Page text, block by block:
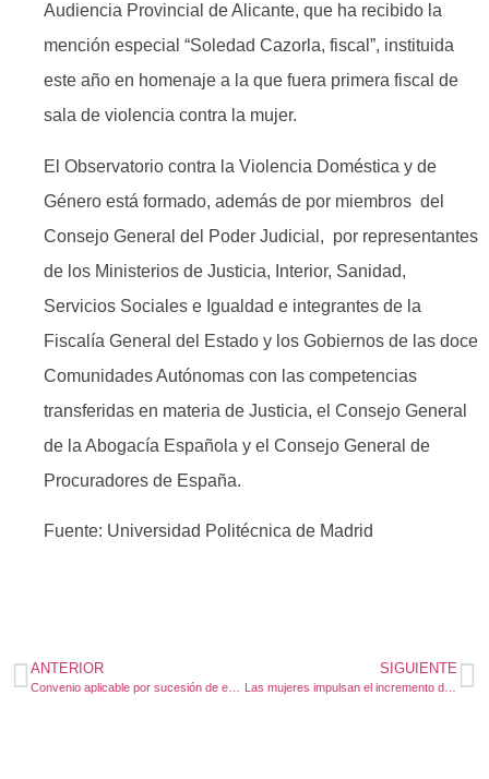
Audiencia Provincial de Alicante, que ha recibido la
mención especial “Soledad Cazorla, fiscal”, instituida
este año en homenaje a la que fuera primera fiscal de
sala de violencia contra la mujer.
El Observatorio contra la Violencia Doméstica y de
Género está formado, además de por miembros del
Consejo General del Poder Judicial, por representantes
de los Ministerios de Justicia, Interior, Sanidad,
Servicios Sociales e Igualdad e integrantes de la
Fiscalía General del Estado y los Gobiernos de las doce
Comunidades Autónomas con las competencias
transferidas en materia de Justicia, el Consejo General
de la Abogacía Española y el Consejo General de
Procuradores de España.
Fuente: Universidad Politécnica de Madrid
ANTERIOR
Convenio aplicable por sucesión de empresa ¿Se aplica también al trabajador interino?
SIGUIENTE
Las mujeres impulsan el incremento de la vida laboral en España